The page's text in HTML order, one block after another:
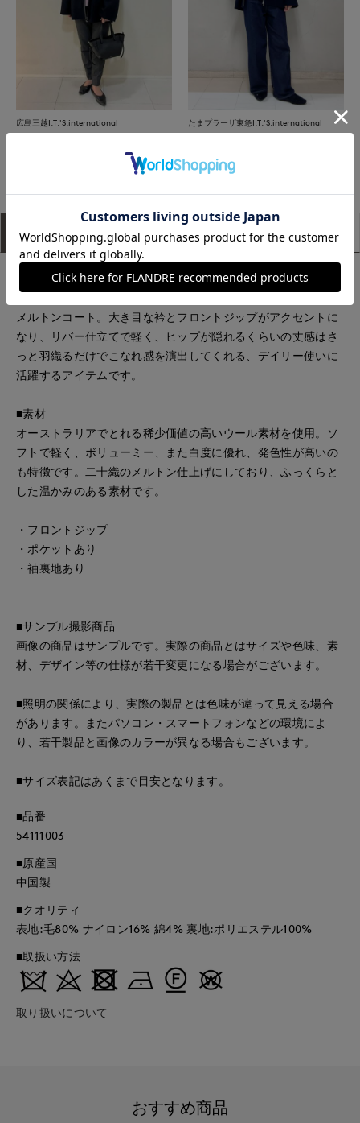
広島三越I.T.'S.international たまプラーザ東急I.T.'S.international
もっと見る
アイテム説明 サイズ詳細 購入レビュー
■デザイン
メルトンコート。大き目な衿とフロントジップがアクセントに
なり、リバー仕立てで軽く、ヒップが隠れるくらいの丈感はさ
っと羽織るだけでこなれ感を演出してくれる、デイリー使いに
活躍するアイテムです。
■素材
オーストラリアでとれる稀少価値の高いウール素材を使用。ソ
フトで軽く、ボリューミー、また白度に優れ、発色性が高いの
も特徴です。二十織のメルトン仕上げにしており、ふっくらと
した温かみのある素材です。
・フロントジップ
・ポケットあり
・袖裏地あり
■サンプル撮影商品
画像の商品はサンプルです。実際の商品とはサイズや色味、素
材、デザイン等の仕様が若干変更になる場合がございます。
■照明の関係により、実際の製品とは色味が違って見える場合
があります。またパソコン・スマートフォンなどの環境によ
り、若干製品と画像のカラーが異なる場合もございます。
■サイズ表記はあくまで目安となります。
■品番
54111003
■原産国
中国製
■クオリティ
表地:毛80% ナイロン16% 綿4% 裏地:ポリエステル100%
■取扱い方法
取り扱いについて
おすすめ商品